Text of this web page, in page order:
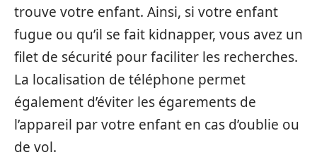
trouve votre enfant. Ainsi, si votre enfant
fugue ou qu’il se fait kidnapper, vous avez un
filet de sécurité pour faciliter les recherches.
La localisation de téléphone permet
également d’éviter les égarements de
l’appareil par votre enfant en cas d’oublie ou
de vol.